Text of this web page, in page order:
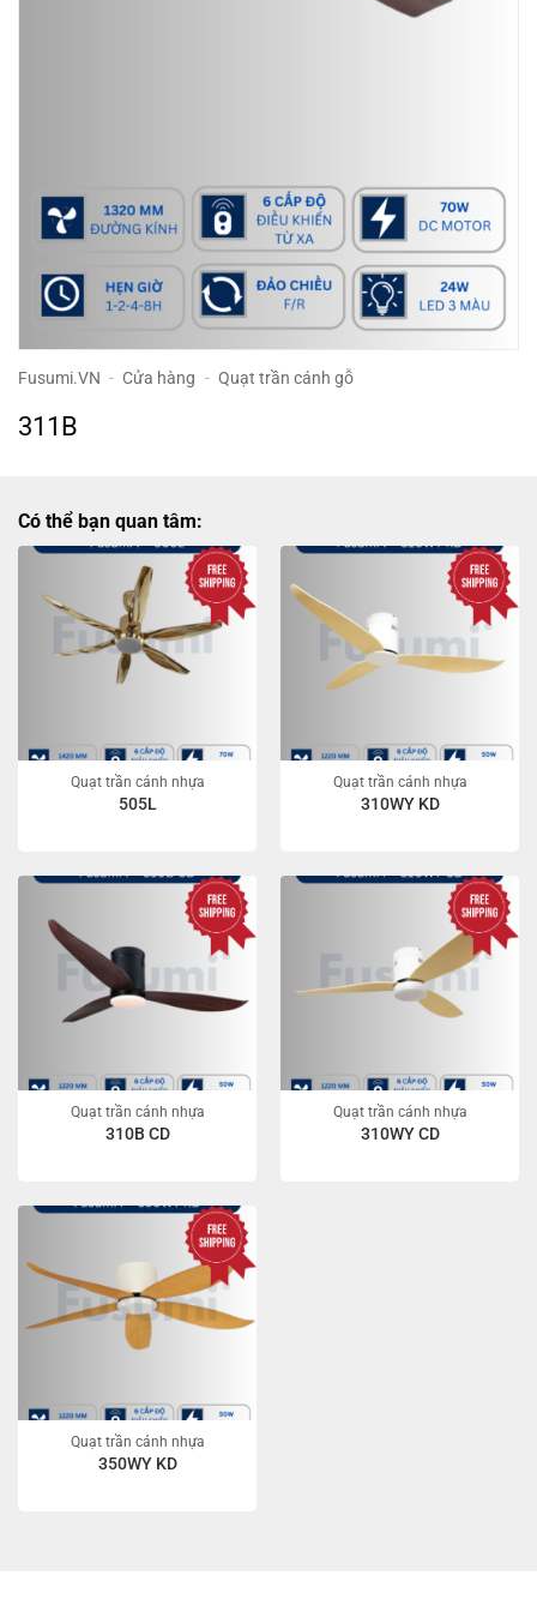
Fusumi.VN - Cửa hàng - Quạt trần cánh gỗ
311B
Có thể bạn quan tâm:
Quạt trần cánh nhựa
505L
Quạt trần cánh nhựa
310WY KD
Quạt trần cánh nhựa
310B CD
Quạt trần cánh nhựa
310WY CD
Quạt trần cánh nhựa
350WY KD